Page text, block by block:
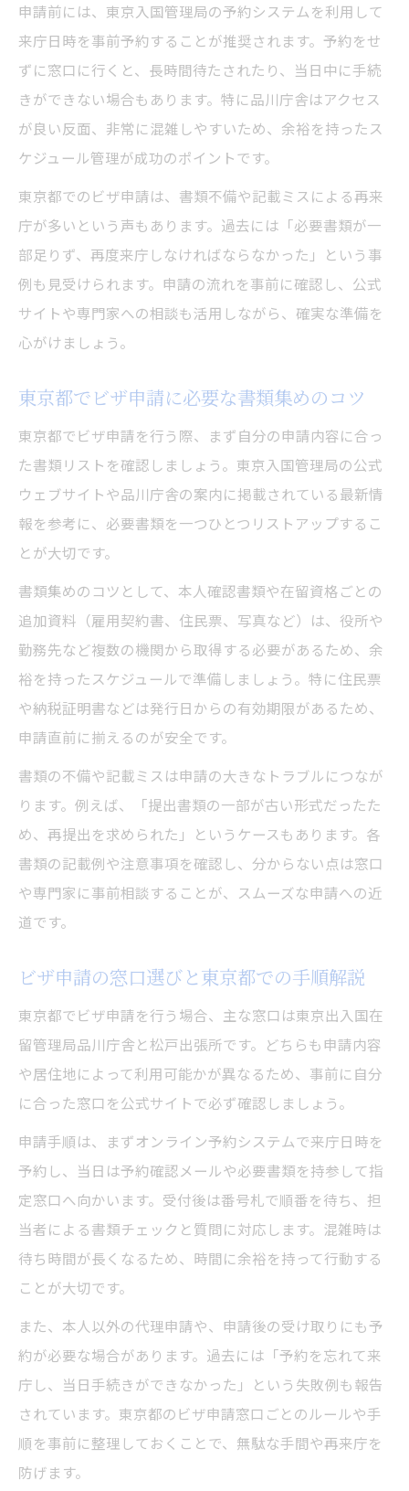
ビザ申請を東京都で効率化する予約時の注
意点
書類不備を防ぐ東京都のビザ申請術
ビザ申請時に東京都で書類不備を防ぐチェ
東京都のビザ申請で必要書類を漏れなく揃
えるコツ
ビザ申請に強い東京都の書類確認リストの
作り方
東京都でのビザ申請前に見直す書類不備の
ビザ申請の再来庁を防ぐ東京都での事前確
認術
在留管理局の活用法と申請のコツ
東京都の在留管理局を使ったビザ申請の進
め方
ビザ申請で東京都の管理局を利用する際の
ポイント
東京都でビザ申請時に役立つ管理局窓口の
選び方
ビザ申請を東京都の管理局で円滑に進める
コツ
東京都在留管理局の案内活用と最新情報収
集法
品川窓口で失敗しないビザ申請ポイント
品川窓口でビザ申請を成功させるための準
備法
ビザ申請時に品川窓口で注意すべき手続き
品川窓口でのビザ申請に必要な持ち物リス
ビザ申請を自分で完了させる実践的ヒント
東京都でビザ申請を自分で進める際の注意
点
ビザ申請を東京都で自分で行うためのサポ
申請前には、東京入国管理局の予約システムを利用して
来庁日時を事前予約することが推奨されます。予約をせ
ずに窓口に行くと、長時間待たされたり、当日中に手続
きができない場合もあります。特に品川庁舎はアクセス
が良い反面、非常に混雑しやすいため、余裕を持ったス
ケジュール管理が成功のポイントです。
東京都でのビザ申請は、書類不備や記載ミスによる再来
庁が多いという声もあります。過去には「必要書類が一
部足りず、再度来庁しなければならなかった」という事
例も見受けられます。申請の流れを事前に確認し、公式
サイトや専門家への相談も活用しながら、確実な準備を
心がけましょう。
東京都でビザ申請に必要な書類集めのコツ
東京都でビザ申請を行う際、まず自分の申請内容に合っ
た書類リストを確認しましょう。東京入国管理局の公式
ウェブサイトや品川庁舎の案内に掲載されている最新情
報を参考に、必要書類を一つひとつリストアップするこ
とが大切です。
書類集めのコツとして、本人確認書類や在留資格ごとの
追加資料（雇用契約書、住民票、写真など）は、役所や
勤務先など複数の機関から取得する必要があるため、余
裕を持ったスケジュールで準備しましょう。特に住民票
や納税証明書などは発行日からの有効期限があるため、
申請直前に揃えるのが安全です。
書類の不備や記載ミスは申請の大きなトラブルにつなが
ります。例えば、「提出書類の一部が古い形式だったた
め、再提出を求められた」というケースもあります。各
書類の記載例や注意事項を確認し、分からない点は窓口
や専門家に事前相談することが、スムーズな申請への近
道です。
ビザ申請の窓口選びと東京都での手順解説
東京都でビザ申請を行う場合、主な窓口は東京出入国在
留管理局品川庁舎と松戸出張所です。どちらも申請内容
や居住地によって利用可能かが異なるため、事前に自分
に合った窓口を公式サイトで必ず確認しましょう。
申請手順は、まずオンライン予約システムで来庁日時を
予約し、当日は予約確認メールや必要書類を持参して指
定窓口へ向かいます。受付後は番号札で順番を待ち、担
当者による書類チェックと質問に対応します。混雑時は
待ち時間が長くなるため、時間に余裕を持って行動する
ことが大切です。
また、本人以外の代理申請や、申請後の受け取りにも予
約が必要な場合があります。過去には「予約を忘れて来
庁し、当日手続きができなかった」という失敗例も報告
されています。東京都のビザ申請窓口ごとのルールや手
順を事前に整理しておくことで、無駄な手間や再来庁を
防げます。